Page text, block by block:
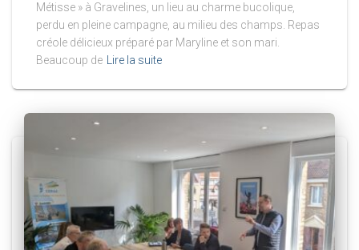
Métisse » à Gravelines, un lieu au charme bucolique,
perdu en pleine campagne, au milieu des champs. Repas
créole délicieux préparé par Maryline et son mari.
Beaucoup de Lire la suite